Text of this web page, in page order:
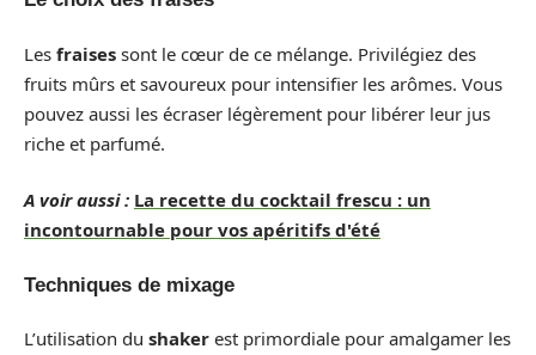
Les fraises sont le cœur de ce mélange. Privilégiez des
fruits mûrs et savoureux pour intensifier les arômes. Vous
pouvez aussi les écraser légèrement pour libérer leur jus
riche et parfumé.
A voir aussi : La recette du cocktail frescu : un
incontournable pour vos apéritifs d'été
Techniques de mixage
L’utilisation du shaker est primordiale pour amalgamer les